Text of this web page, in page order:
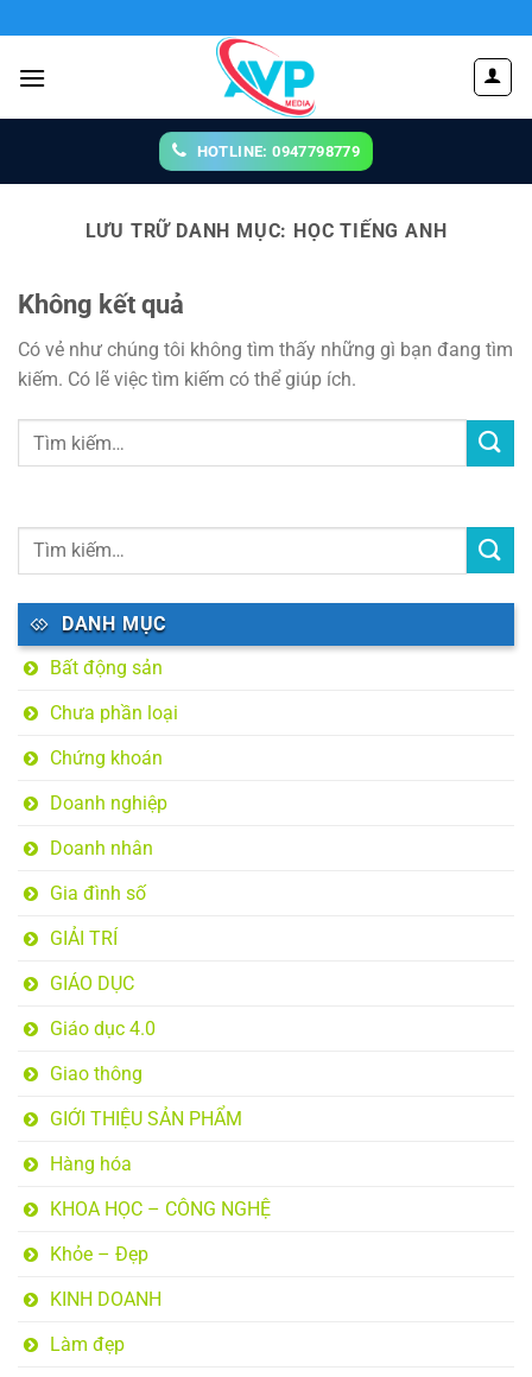
đến
nội
HOTLINE: 0947798779
LƯU TRỮ DANH MỤC: HỌC TIẾNG ANH
Không kết quả
Có vẻ như chúng tôi không tìm thấy những gì bạn đang tìm
kiếm. Có lẽ việc tìm kiếm có thể giúp ích.
DANH MỤC
Bất động sản
Chưa phần loại
Chứng khoán
Doanh nghiệp
Doanh nhân
Gia đình số
GIẢI TRÍ
GIÁO DỤC
Giáo dục 4.0
Giao thông
GIỚI THIỆU SẢN PHẨM
Hàng hóa
KHOA HỌC – CÔNG NGHỆ
Khỏe – Đẹp
KINH DOANH
Làm đẹp